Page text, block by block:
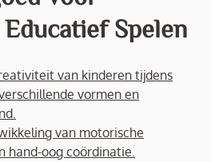
Spelen
van kinderen tijdens
vormen en
van motorische
hand-oog coördinatie.